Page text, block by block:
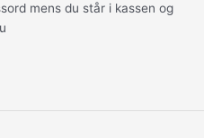
mens du står i kassen og